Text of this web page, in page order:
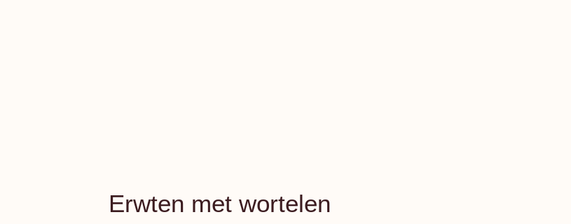
Erwten met wortelen